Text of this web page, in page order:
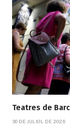
Teatres de
30 DE JULIOL DE 2026